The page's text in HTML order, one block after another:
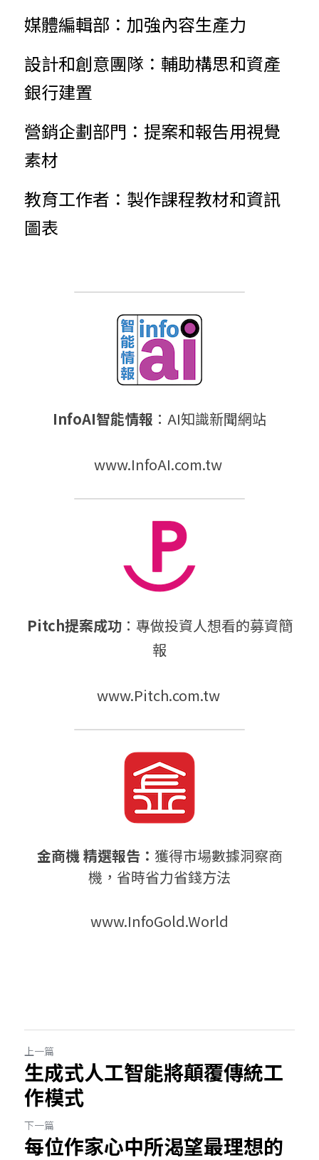
媒體編輯部：加強內容生產力
設計和創意團隊：輔助構思和資產
銀行建置
營銷企劃部門：提案和報告用視覺
素材
教育工作者：製作課程教材和資訊
圖表
InfoAI智能情報 ：AI知識新聞網站
www.InfoAI.com.tw
Pitch提案成功：專做投資人想看的募資簡
報
www.Pitch.com.tw
金商機 精選報告： 獲得市場數據洞察商
機，省時省力省錢方法
www.InfoGold.World
上一篇
生成式人工智能將顛覆傳統工
作模式
下一篇
每位作家心中所渴望最理想的